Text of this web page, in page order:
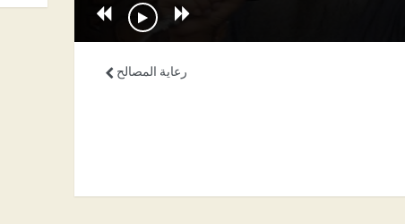
رعاية المصالح